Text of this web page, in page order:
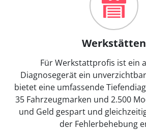
Werkstätten
Für Werkstattprofis ist ein
Diagnosegerät ein
bietet eine umfassende
35 Fahrzeugmarken und 2.500
und Geld gespart und
der Fehlerbehebung